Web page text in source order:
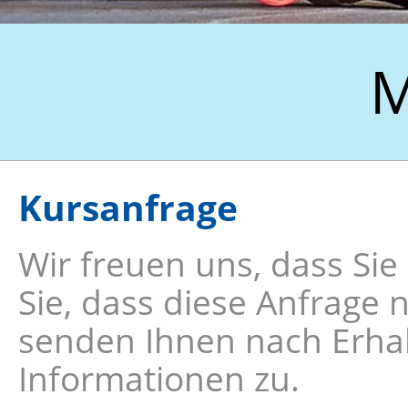
Kursanfrage
Wir freuen uns, dass
Sie, dass diese
senden Ihnen nach
Informationen zu.